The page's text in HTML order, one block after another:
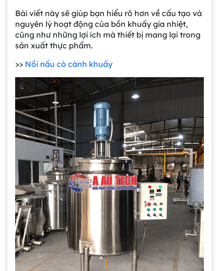
Bài viết này sẽ giúp bạn hiểu rõ hơn về cấu tạo và
nguyên lý hoạt động của bồn khuấy gia nhiệt,
cũng như những lợi ích mà thiết bị mang lại trong
sản xuất thực phẩm.
>> Nồi nấu có cánh khuấy